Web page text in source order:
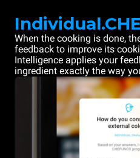
When the cooking is done,
feedback to improve its
Intelligence applies your
ingredient exactly the way